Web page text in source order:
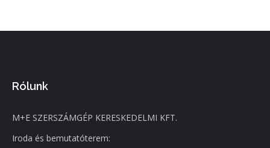
Rólunk
M+E SZERSZÁMGÉP KERESKEDELMI KFT.
Iroda és bemutatóterem: